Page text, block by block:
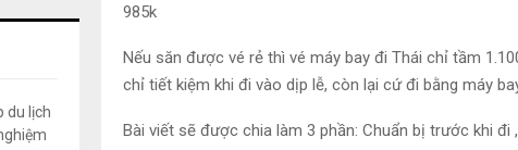
985k
Nếu săn được vé rẻ thì vé máy bay đi Thái chỉ tầm
chỉ tiết kiệm khi đi vào dịp lễ, còn lại cứ đi bằng máy
Bài viết sẽ được chia làm 3 phần: Chuẩn bị trước khi đi
du lịch